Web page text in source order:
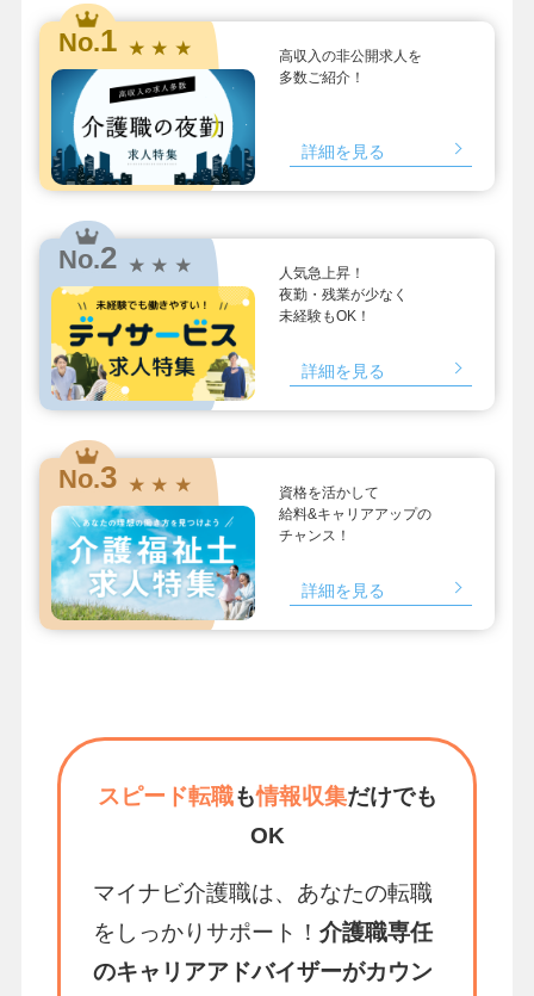
No.1 ★ ★ ★
高収入の非公開求人を
多数ご紹介！
詳細を見る
No.2 ★ ★ ★
人気急上昇！
夜勤・残業が少なく
未経験もOK！
詳細を見る
No.3 ★ ★ ★
資格を活かして
給料&キャリアアップの
チャンス！
詳細を見る
スピード転職も情報収集だけでも
OK
マイナビ介護職は、あなたの転職
をしっかりサポート！ 介護職専任
のキャリアアドバイザーがカウン